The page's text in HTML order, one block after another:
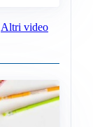
Altri video